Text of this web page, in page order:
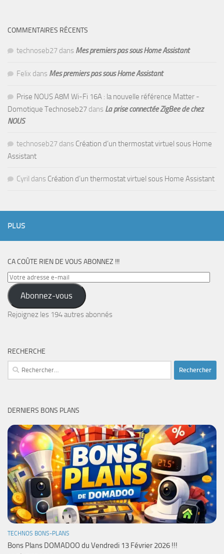
COMMENTAIRES RÉCENTS
technoseb27 dans Mes premiers pas sous Home Assistant
Felix dans Mes premiers pas sous Home Assistant
Prise NOUS A8M Wi-Fi 16A : la nouvelle référence Matter -
Domotique Technoseb27 dans La prise connectée ZigBee de chez
NOUS
technoseb27 dans Création d’un thermostat virtuel sous Home
Assistant
Cyril dans Création d’un thermostat virtuel sous Home Assistant
PLUS
CA COÛTE RIEN DE VOUS ABONNEZ !!!
Votre
adresse
e-
mail
Abonnez-vous
Rejoignez les 194 autres abonnés
RECHERCHE
Rechercher :
DERNIERS BONS PLANS
TECHNOS BONS-PLANS
Bons Plans DOMADOO du Vendredi 13 Février 2026 !!!